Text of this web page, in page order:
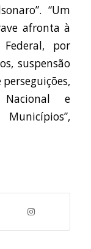
“Um
afronta à
por
suspensão
Nacional e